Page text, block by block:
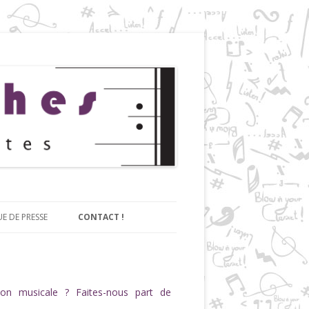
DE PRESSE CONTACT !
musicale ? Faites-nous part de